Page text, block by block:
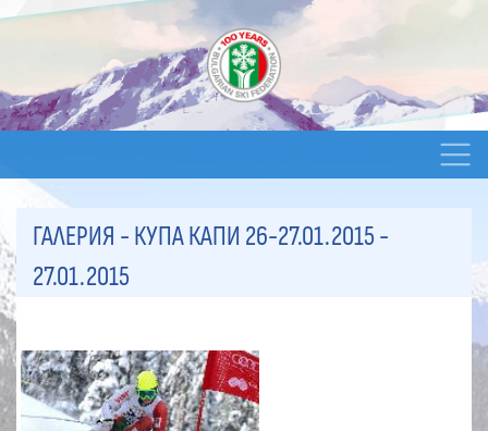
ГАЛЕРИЯ - КУПА КАПИ 26-27.01.2015 -
27.01.2015